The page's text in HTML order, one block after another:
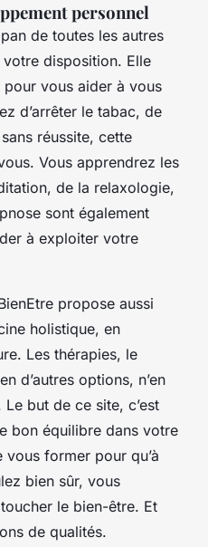
personnel
de toutes les autres
disposition. Elle
vous aider à vous
d’arrêter le tabac, de
réussite, cette
Vous apprendrez les
de la relaxologie,
sont également
à exploiter votre
propose aussi
holistique, en
Les thérapies, le
d’autres options, n’en
but de ce site, c’est
bon équilibre dans votre
former pour qu’à
bien sûr, vous
le bien-être. Et
de qualités.